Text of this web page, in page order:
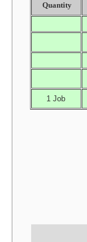
Quantity
1 Job